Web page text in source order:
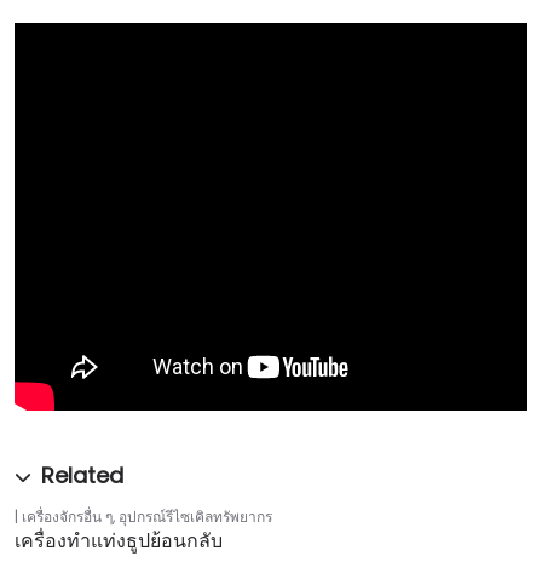
เครื่องจักรอื่น ๆ, อุปกรณ์รีไซเคิลทรัพยากร
เครื่องทำแท่งธูปย้อนกลับ